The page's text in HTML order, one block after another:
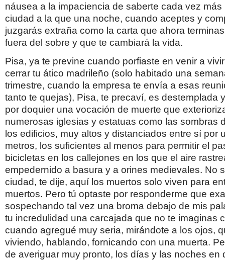
náusea a la impaciencia de saberte cada vez más
ciudad a la que una noche, cuando aceptes y
juzgarás extraña como la carta que ahora
fuera del sobre y que te cambiará la vida.
Pisa, ya te previne cuando porfiaste en venir a
cerrar tu ático madrileño (solo habitado una
trimestre, cuando la empresa te envía a esas
tanto te quejas), Pisa, te precaví, es destemplada
por doquier una vocación de muerte que
numerosas iglesias y estatuas como las sombras
los edificios, muy altos y distanciados entre sí por
metros, los suficientes al menos para permitir el
bicicletas en los callejones en los que el aire
empedernido a basura y a orines medievales. No
ciudad, te dije, aquí los muertos solo viven para
muertos. Pero tú optaste por responderme que
sospechando tal vez una broma debajo de mis
tu incredulidad una carcajada que no te imaginas
cuando agregué muy seria, mirándote a los ojos,
viviendo, hablando, fornicando con una muerta.
de averiguar muy pronto, los días y las noches en